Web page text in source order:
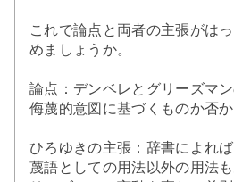
これで論点と両者の主張がは
めましょうか。
論点：デンベレとグリーズマ
侮蔑的意図に基づくものか否か
ひろゆきの主張：辞書によれ
蔑語としての用法以外の用法